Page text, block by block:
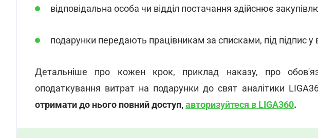
відповідальна особа чи відділ постачання здійснює
подарунки передають працівникам за списками, під підпис у
Детальніше про кожен крок, приклад наказу, про
оподаткування витрат на подарунки до свят аналітики
отримати до нього повний доступ,авторизуйтеся в LIGA360.